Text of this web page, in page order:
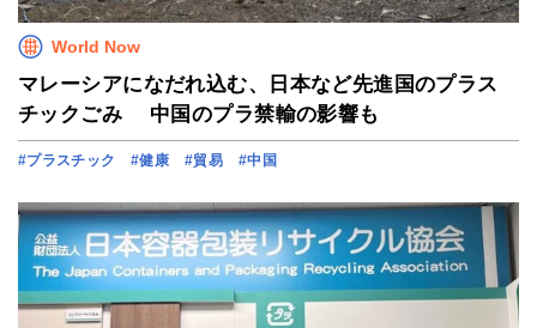
World Now
マレーシアになだれ込む、日本など先進国のプラス
チックごみ 中国のプラ禁輸の影響も
#プラスチック #健康 #貿易 #中国